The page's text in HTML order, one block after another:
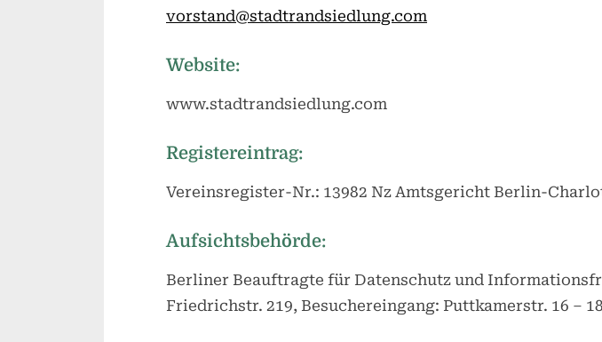
vorstand@stadtrandsiedlung.com
Website:
www.stadtrandsiedlung.com
Registereintrag:
Vereinsregister-Nr.: 13982 Nz Amtsgericht Berlin-
Aufsichtsbehörde:
Berliner Beauftragte für Datenschutz und
Friedrichstr. 219, Besuchereingang: Puttkamerstr. 16 –